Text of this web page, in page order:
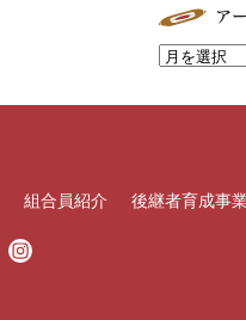
組合員紹介 後継者育成事